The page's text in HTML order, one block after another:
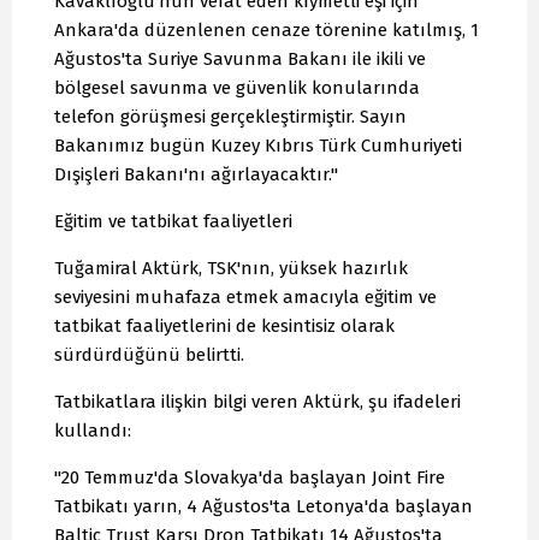
Ankara'da düzenlenen cenaze törenine katılmış, 1
Ağustos'ta Suriye Savunma Bakanı ile ikili ve
bölgesel savunma ve güvenlik konularında
telefon görüşmesi gerçekleştirmiştir. Sayın
Bakanımız bugün Kuzey Kıbrıs Türk Cumhuriyeti
Dışişleri Bakanı'nı ağırlayacaktır."
Eğitim ve tatbikat faaliyetleri
Tuğamiral Aktürk, TSK'nın, yüksek hazırlık
seviyesini muhafaza etmek amacıyla eğitim ve
tatbikat faaliyetlerini de kesintisiz olarak
sürdürdüğünü belirtti.
Tatbikatlara ilişkin bilgi veren Aktürk, şu ifadeleri
kullandı:
"20 Temmuz'da Slovakya'da başlayan Joint Fire
Tatbikatı yarın, 4 Ağustos'ta Letonya'da başlayan
Baltic Trust Karşı Dron Tatbikatı 14 Ağustos'ta